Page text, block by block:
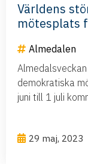
Världens
mötesplats
Almedalen
demokratiska
juni till 1 juli
29 maj, 2023